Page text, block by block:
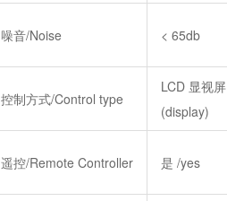
噪音/Noise < 65db
控制方式/Control type
LCD 显视屏
(display)
遥控/Remote Controller 是 /yes